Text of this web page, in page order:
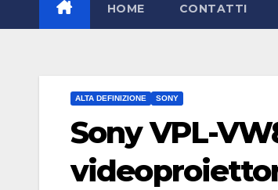
HOME CONTATTI
ALTA DEFINIZIONE SONY
Sony VPL-